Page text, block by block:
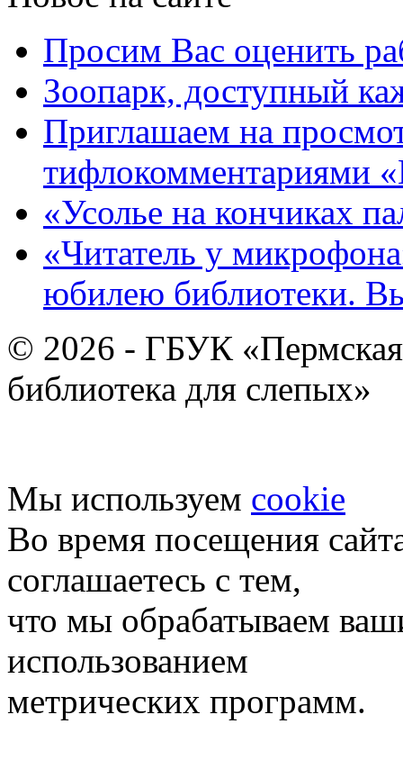
Просим Вас оценить
Зоопарк, доступный
Приглашаем на
тифлокомментариями
«Усолье на кончиках
«Читатель у
юбилею библиотеки.
© 2026 - ГБУК «Пермская
библиотека для слепых»
Мы используем cookie
Во время посещения
соглашаетесь с тем,
что мы обрабатываем
использованием
метрических программ.